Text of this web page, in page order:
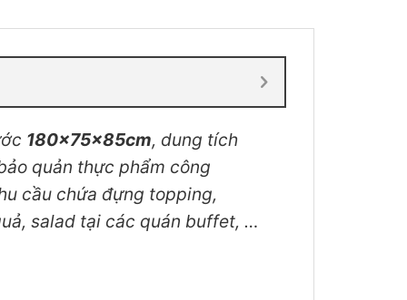
180x75x85cm, dung tích
quản thực phẩm công
cầu chứa đựng topping,
salad tại các quán buffet, …